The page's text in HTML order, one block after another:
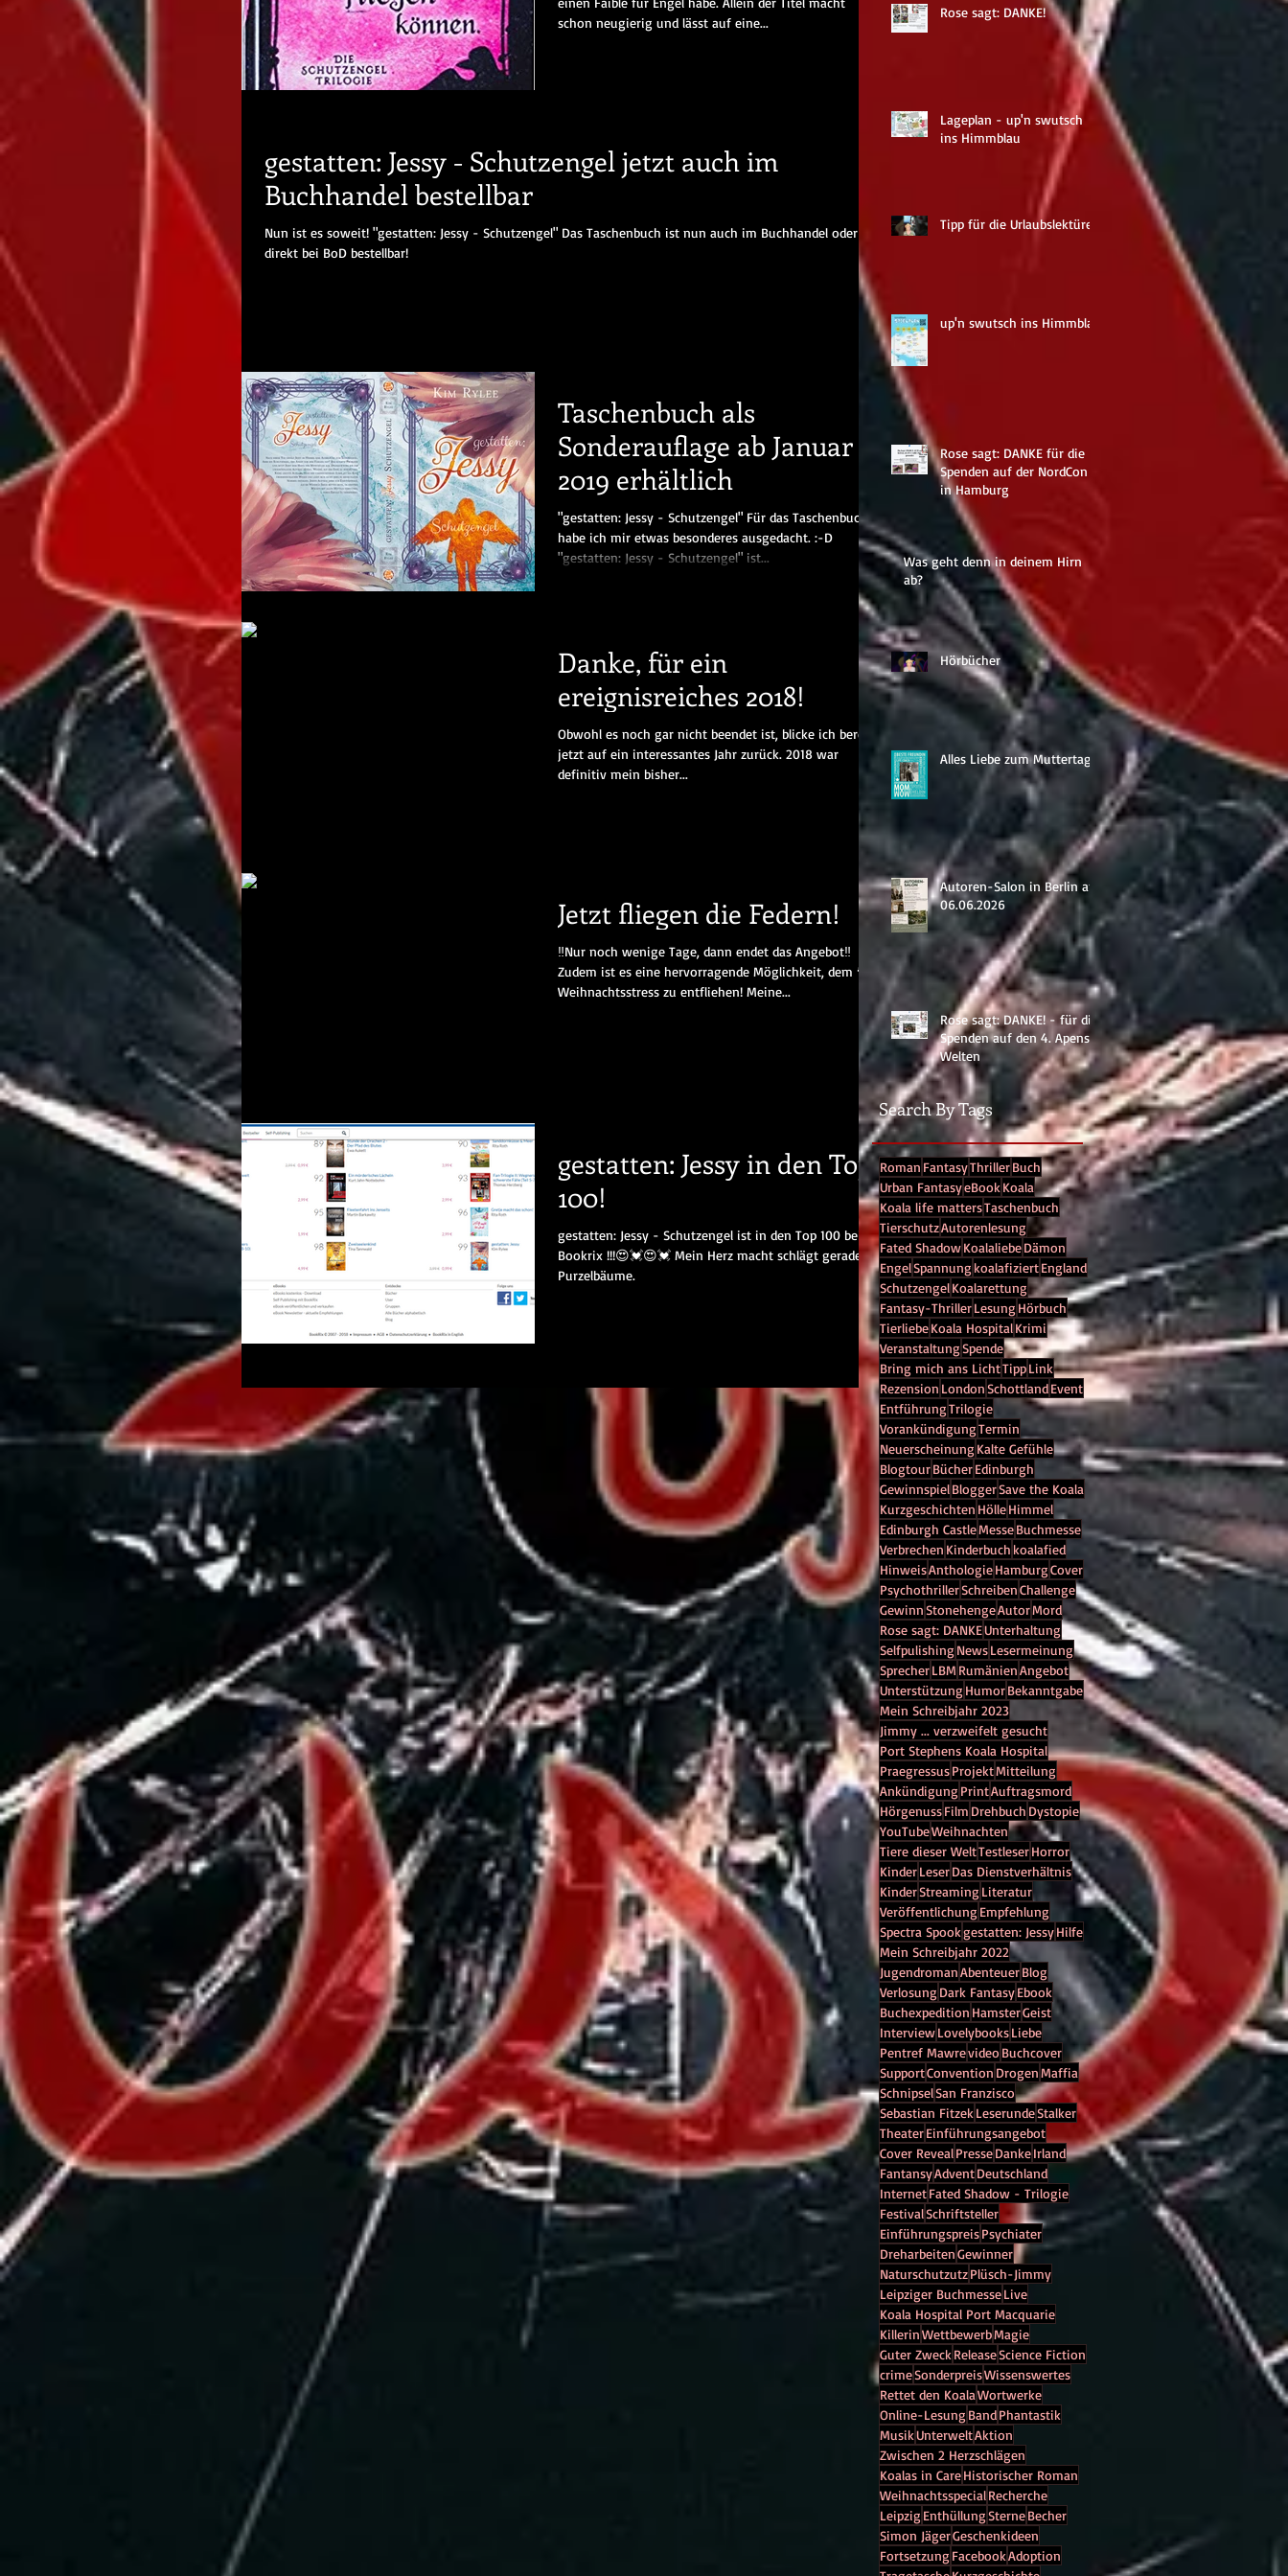
schon neugierig und lässt auf eine...
gestatten: Jessy - Schutzengel jetzt auch im
Buchhandel bestellbar
Nun ist es soweit! "gestatten: Jessy - Schutzengel" Das Taschenbuch ist nun auch im Buchhandel oder
direkt bei BoD bestellbar!
Taschenbuch als
Sonderauflage ab Januar
2019 erhältlich
"gestatten: Jessy - Schutzengel" Für das Taschenbuch
habe ich mir etwas besonderes ausgedacht. :-D
"gestatten: Jessy - Schutzengel" ist...
Danke, für ein
ereignisreiches 2018!
Obwohl es noch gar nicht beendet ist, blicke ich bereits
jetzt auf ein interessantes Jahr zurück. 2018 war
definitiv mein bisher...
Jetzt fliegen die Federn!
‼️Nur noch wenige Tage, dann endet das Angebot‼️
Zudem ist es eine hervorragende Möglichkeit, dem 🎅
Weihnachtsstress zu entfliehen! Meine...
gestatten: Jessy in den Top
100!
gestatten: Jessy - Schutzengel ist in den Top 100 bei
Bookrix !!!😍💓😍💓 Mein Herz macht schlägt gerade
Purzelbäume.
Rose sagt: DANKE!
Lageplan - up'n swutsch
ins Himmblau
Tipp für die Urlaubslektüre
up'n swutsch ins Himmblau
Rose sagt: DANKE für die
Spenden auf der NordCon
in Hamburg
Was geht denn in deinem Hirn
ab?
Hörbücher
Alles Liebe zum Muttertag!
Autoren-Salon in Berlin am
06.06.2026
Rose sagt: DANKE! - für die
Spenden auf den 4. Apenser
Welten
Search By Tags
Roman FantasyThrillerBuch
Urban FantasyeBookKoala
Koala life mattersTaschenbuch
TierschutzAutorenlesung
Fated ShadowKoalaliebeDämon
EngelSpannung koalafiziertEngland
SchutzengelKoalarettung
Fantasy-ThrillerLesung Hörbuch
TierliebeKoala HospitalKrimi
VeranstaltungSpende
Bring mich ans LichtTippLink
Rezension LondonSchottlandEvent
EntführungTrilogie
VorankündigungTermin
Neuerscheinung Kalte Gefühle
BlogtourBücherEdinburgh
GewinnspielBloggerSave the Koala
Kurzgeschichten HölleHimmel
Edinburgh CastleMesseBuchmesse
Verbrechen Kinderbuch koalafied
HinweisAnthologieHamburgCover
PsychothrillerSchreibenChallenge
GewinnStonehengeAutorMord
Rose sagt: DANKEUnterhaltung
Selfpulishing NewsLesermeinung
SprecherLBM RumänienAngebot
Unterstützung HumorBekanntgabe
Mein Schreibjahr 2023
Jimmy ... verzweifelt gesucht
Port Stephens Koala Hospital
PraegressusProjektMitteilung
Ankündigung PrintAuftragsmord
HörgenussFilm Drehbuch Dystopie
YouTubeWeihnachten
Tiere dieser WeltTestleserHorror
KinderLeserDas Dienstverhältnis
KinderStreaming Literatur
Veröffentlichung Empfehlung
Spectra Spookgestatten: JessyHilfe
Mein Schreibjahr 2022
JugendromanAbenteuerBlog
Verlosung Dark FantasyEbook
Buchexpedition HamsterGeist
InterviewLovelybooksLiebe
Pentref Mawrevideo Buchcover
SupportConvention DrogenMaffia
SchnipselSan Franzisco
Sebastian FitzekLeserundeStalker
TheaterEinführungsangebot
Cover RevealPresseDankeIrland
FantansyAdventDeutschland
InternetFated Shadow - Trilogie
FestivalSchriftsteller
EinführungspreisPsychiater
DreharbeitenGewinner
NaturschutzutzPlüsch-Jimmy
Leipziger BuchmesseLive
Koala Hospital Port Macquarie
KillerinWettbewerbMagie
Guter ZweckReleaseScience Fiction
crimeSonderpreisWissenswertes
Rettet den KoalaWortwerke
Online-Lesung BandPhantastik
MusikUnterweltAktion
Zwischen 2 Herzschlägen
Koalas in CareHistorischer Roman
WeihnachtsspecialRecherche
Leipzig EnthüllungSterneBecher
Simon JägerGeschenkideen
Fortsetzung FacebookAdoption